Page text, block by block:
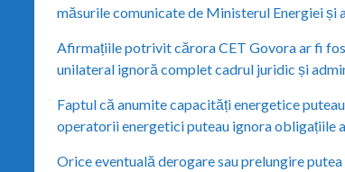
măsurile comunicate de Ministerul Energiei și
Afirmațiile potrivit cărora CET Govora ar fi
unilateral ignoră complet cadrul juridic și
Faptul că anumite capacități energetice
operatorii energetici puteau ignora obligațiile
Orice eventuală derogare sau prelungire